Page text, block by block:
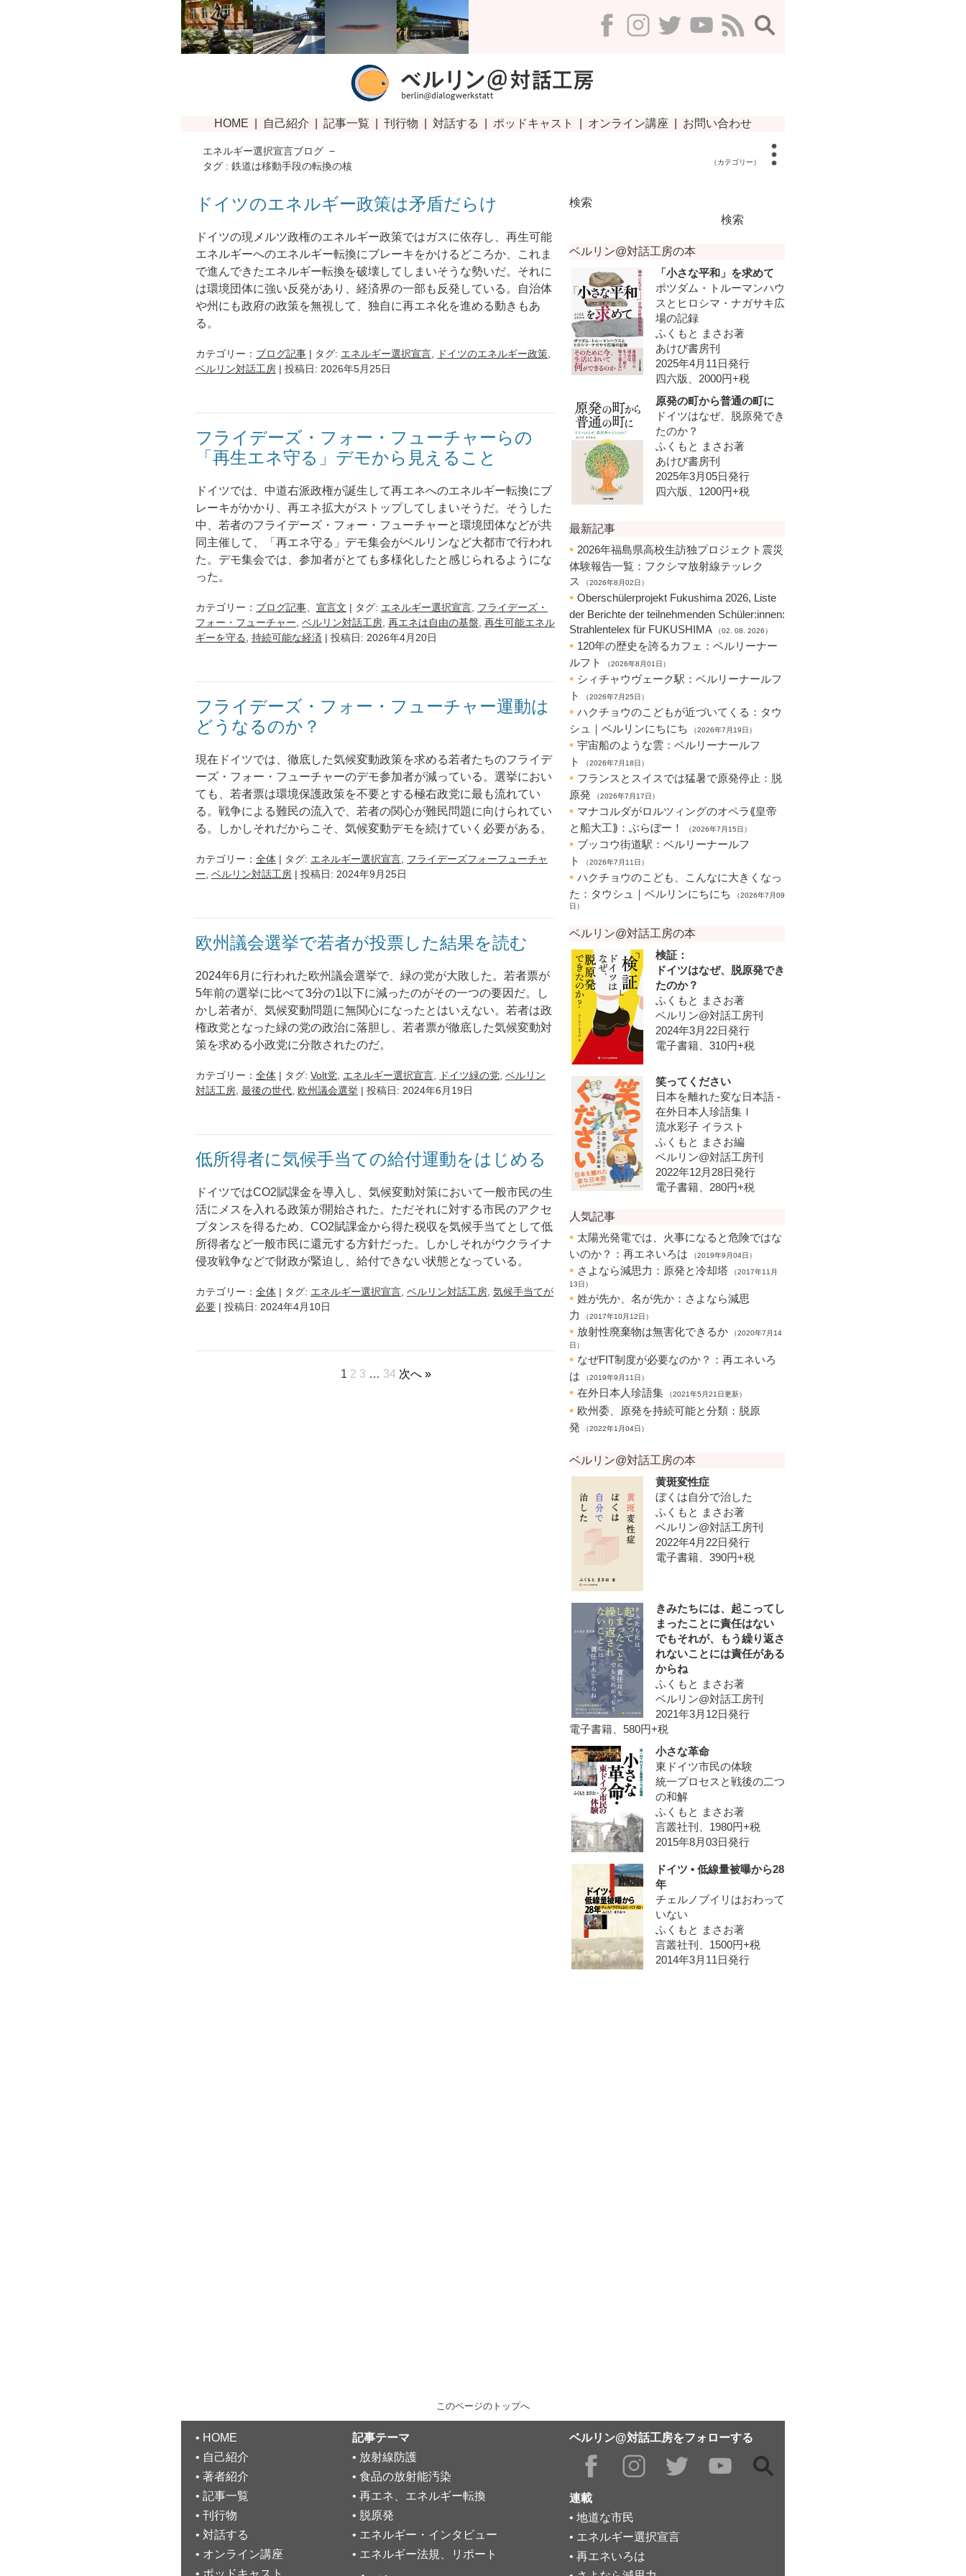
エネルギー選択宣言ブログ −
タグ : 鉄道は移動手段の転換の核
（カテゴリー）
ドイツのエネルギー政策は矛盾だらけ
ドイツの現メルツ政権のエネルギー政策ではガスに依存し、再生可能
エネルギーへのエネルギー転換にブレーキをかけるどころか、これま
で進んできたエネルギー転換を破壊してしまいそうな勢いだ。それに
は環境団体に強い反発があり、経済界の一部も反発している。自治体
や州にも政府の政策を無視して、独自に再エネ化を進める動きもあ
る。
カテゴリー： ブログ記事 | タグ: エネルギー選択宣言 ドイツのエネルギー政策
ベルリン対話工房 | 投稿日: 2026年5月25日
フライデーズ・フォー・フューチャーらの
「再生エネ守る」デモから見えること
ドイツでは、中道右派政権が誕生して再エネへのエネルギー転換にブ
レーキがかかり、再エネ拡大がストップしてしまいそうだ。そうした
中、若者のフライデーズ・フォー・フューチャーと環境団体などが共
同主催して、「再エネ守る」デモ集会がベルリンなど大都市で行われ
た。デモ集会では、参加者がとても多様化したと感じられるようにな
った。
カテゴリー： ブログ記事 宣言文 | タグ: エネルギー選択宣言 フライデーズ・
フォー・フューチャー ベルリン対話工房 再エネは自由の基盤 再生可能エネル
ギーを守る
持続可能な経済 | 投稿日: 2026年4月20日
フライデーズ・フォー・フューチャー運動は
どうなるのか？
現在ドイツでは、徹底した気候変動政策を求める若者たちのフライデ
ーズ・フォー・フューチャーのデモ参加者が減っている。選挙におい
ても、若者票は環境保護政策を不要とする極右政党に最も流れてい
る。戦争による難民の流入で、若者の関心が難民問題に向けられてい
る。しかしそれだからこそ、気候変動デモを続けていく必要がある。
カテゴリー： 全体 | タグ: エネルギー選択宣言 フライデーズフォーフューチャ
ー ベルリン対話工房 | 投稿日: 2024年9月25日
欧州議会選挙で若者が投票した結果を読む
2024年6月に行われた欧州議会選挙で、緑の党が大敗した。若者票が
5年前の選挙に比べて3分の1以下に減ったのがその一つの要因だ。し
かし若者が、気候変動問題に無関心になったとはいえない。若者は政
権政党となった緑の党の政治に落胆し、若者票が徹底した気候変動対
策を求める小政党に分散されたのだ。
カテゴリー： 全体 | タグ: Volt党 エネルギー選択宣言 ドイツ緑の党 ベルリン
対話工房 最後の世代 欧州議会選挙 | 投稿日: 2024年6月19日
低所得者に気候手当ての給付運動をはじめる
ドイツではCO2賦課金を導入し、気候変動対策において一般市民の生
活にメスを入れる政策が開始された。ただそれに対する市民のアクセ
プタンスを得るため、CO2賦課金から得た税収を気候手当てとして低
所得者など一般市民に還元する方針だった。しかしそれがウクライナ
侵攻戦争などで財政が緊迫し、給付できない状態となっている。
カテゴリー： 全体 | タグ: エネルギー選択宣言 ベルリン対話工房 気候手当てが
必要 | 投稿日: 2024年4月10日
1 2 3 … 34 次へ »
検索
検索
このページのトップへ